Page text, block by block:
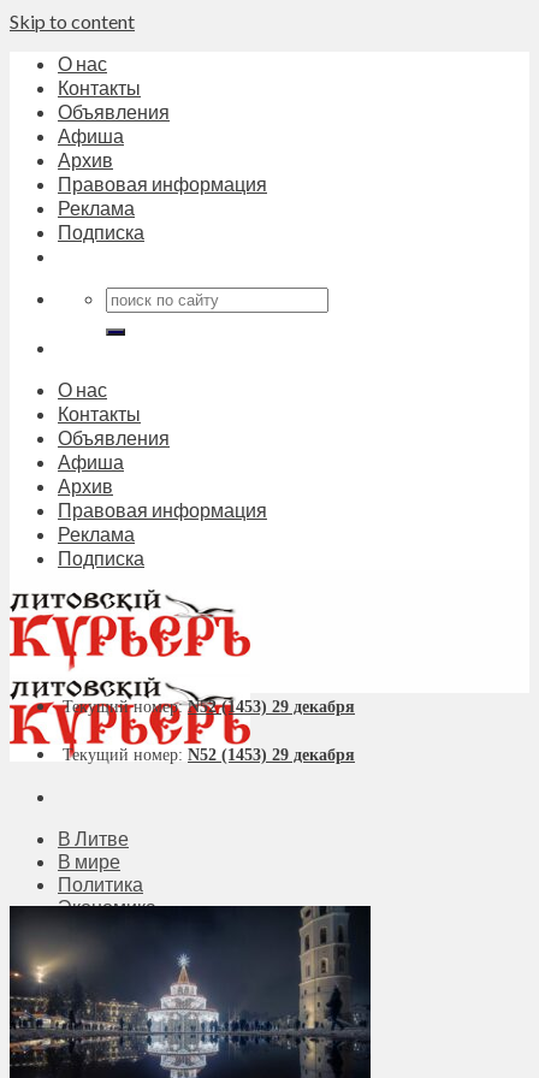
Skip to content
О нас
Контакты
Объявления
Афиша
Архив
Правовая информация
Реклама
Подписка
О нас
Контакты
Объявления
Афиша
Архив
Правовая информация
Реклама
Подписка
В Литве
В мире
Политика
Экономика
Бизнес
Общество
Мнения
Вильнюс
Клайпеда
Висагинас
Регионы
Текущий номер:N52 (1453) 29 декабря
Текущий номер: N52 (1453) 29 декабря